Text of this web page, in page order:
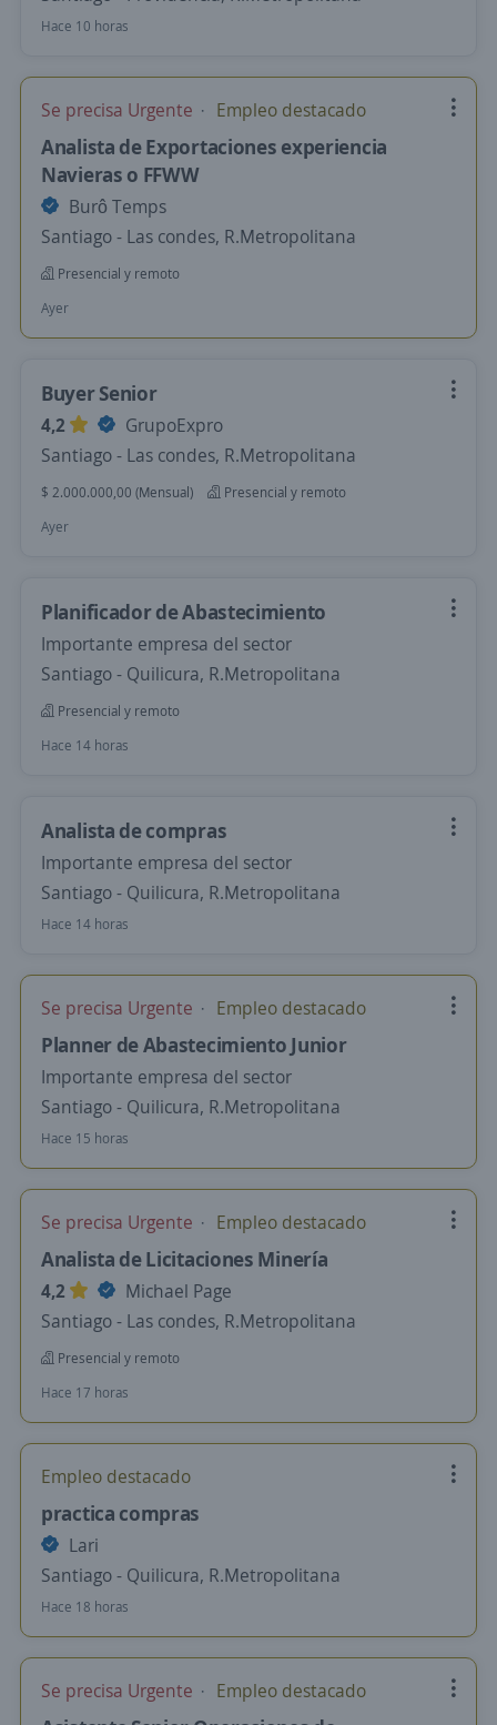
Hace 10 horas
Se precisa Urgente Empleo destacado
Analista de Exportaciones experiencia
Navieras o FFWW
Burô Temps
Santiago - Las condes, R.Metropolitana
Presencial y remoto
Ayer
Buyer Senior
4,2
GrupoExpro
Santiago - Las condes, R.Metropolitana
$ 2.000.000,00 (Mensual)
Presencial y remoto
Ayer
Planificador de Abastecimiento
Importante empresa del sector
Santiago - Quilicura, R.Metropolitana
Presencial y remoto
Hace 14 horas
Analista de compras
Importante empresa del sector
Santiago - Quilicura, R.Metropolitana
Hace 14 horas
Se precisa Urgente Empleo destacado
Planner de Abastecimiento Junior
Importante empresa del sector
Santiago - Quilicura, R.Metropolitana
Hace 15 horas
Se precisa Urgente Empleo destacado
Analista de Licitaciones Minería
4,2
Michael Page
Santiago - Las condes, R.Metropolitana
Presencial y remoto
Hace 17 horas
Empleo destacado
practica compras
Lari
Santiago - Quilicura, R.Metropolitana
Hace 18 horas
Se precisa Urgente Empleo destacado